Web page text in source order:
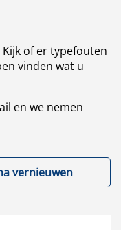
of er typefouten
vinden wat u
en we nemen
vernieuwen